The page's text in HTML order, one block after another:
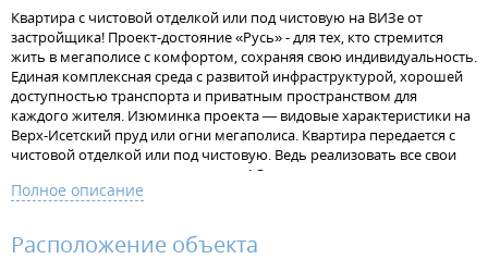
Квартира с чистовой отделкой или под чистовую на ВИЗе от
застройщика! Проект-достояние «Русь» - для тех, кто стремится
жить в мегаполисе с комфортом, сохраняя свою индивидуальность.
Единая комплексная среда с развитой инфраструктурой, хорошей
доступностью транспорта и приватным пространством для
каждого жителя. Изюминка проекта — видовые характеристики на
Верх-Исетский пруд или огни мегаполиса. Квартира передается с
чистовой отделкой или под чистовую. Ведь реализовать все свои
идеи в интерьере - это так здорово! Отделка под чистовую - потолок
без отделки, стяжка на полу под финишную отделку, штукатурка на
комплект санфаянса (унитаз, раковина). В чистовой отделке -
натяжной потолок, ламинат, обои виниловые на флизелиновой
Полное описание
Расположение объекта